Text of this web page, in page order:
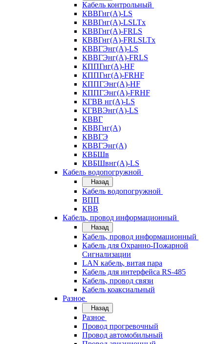
Кабель контрольный
КВВГнг(А)-LS
КВВГнг(А)-LSLTx
КВВГнг(А)-FRLS
КВВГнг(А)-FRLSLTx
КВВГЭнг(А)-LS
КВВГЭнг(А)-FRLS
КППГнг(А)-HF
КППГнг(А)-FRHF
КППГЭнг(А)-HF
КППГЭнг(А)-FRHF
КГВВ нг(А)-LS
КГВВЭнг(А)-LS
КВВГ
КВВГнг(А)
КВВГЭ
КВВГЭнг(А)
КВБШв
КВБШвнг(А)-LS
Кабель водопогружной
Назад
Кабель водопогружной
ВПП
КВВ
Кабель, провод информационный
Назад
Кабель, провод информационный
Кабель для Охранно-Пожарной
Сигнализации
LAN кабель, витая пара
Кабель для интерфейса RS-485
Кабель, провод связи
Кабель коаксиальный
Разное
Назад
Разное
Провод прогревочный
Провод автомобильный